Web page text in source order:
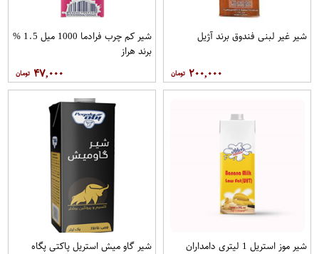
شیر غیر لبنی فندوق برند آژیل
۲۰۰,۰۰۰
شیر کم چرب فرادما 1000 میل 1.5 %
برند هراز
۴۷,۰۰۰
شیر موز استریل 1 لیتری دامداران شیر گاو میش استریل پاکتی پگاه